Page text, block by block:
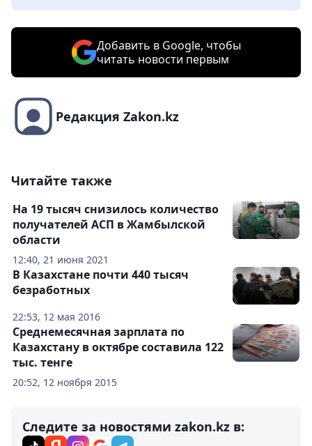
Добавить в Google, чтобы
читать новости первым
Редакция Zakon.kz
Читайте также
12:40, 21 июня 2021
На 19 тысяч снизилось количество
получателей АСП в Жамбылской
области
22:53, 12 мая 2016
В Казахстане почти 440 тысяч
безработных
20:52, 12 ноября 2015
Среднемесячная зарплата по
Казахстану в октябре составила 122
тыс. тенге
Следите за новостями zakon.kz в: